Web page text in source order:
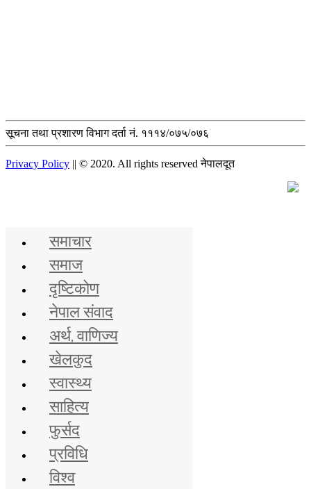
सूचना तथा प्रशारण विभाग दर्ता नं. १११४/०७५/०७६
Privacy Policy || © 2020. All rights reserved नेपालदूत
समाचार
समाज
दृष्टिकोण
नेपाल संवाद
अर्थ, वाणिज्य
खेलकुद
स्वास्थ्य
साहित्य
फुर्सद
प्रविधि
विश्व